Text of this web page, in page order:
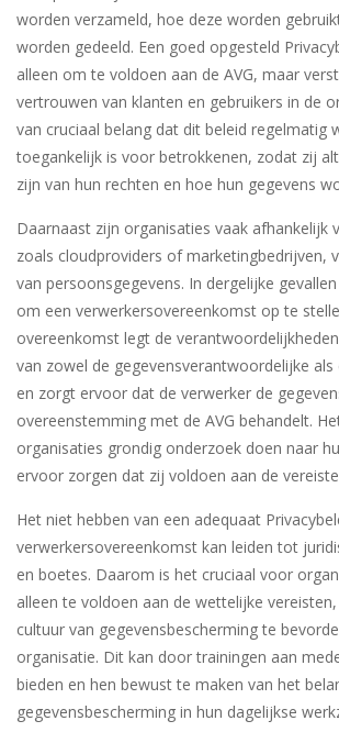
worden verzameld, hoe deze worden
worden gedeeld. Een goed opgesteld
alleen om te voldoen aan de AVG, maar
vertrouwen van klanten en gebruikers in de
van cruciaal belang dat dit beleid regelmatig
toegankelijk is voor betrokkenen, zodat zij
zijn van hun rechten en hoe hun gegevens
Daarnaast zijn organisaties vaak afhankelijk
zoals cloudproviders of marketingbedrijven,
van persoonsgegevens. In dergelijke
om een verwerkersovereenkomst op te
overeenkomst legt de
van zowel de gegevensverantwoordelijke
en zorgt ervoor dat de verwerker de
overeenstemming met de AVG behandelt.
organisaties grondig onderzoek doen naar
ervoor zorgen dat zij voldoen aan de
Het niet hebben van een adequaat
verwerkersovereenkomst kan leiden tot
en boetes. Daarom is het cruciaal voor
alleen te voldoen aan de wettelijke
cultuur van gegevensbescherming te
organisatie. Dit kan door trainingen aan
bieden en hen bewust te maken van het
gegevensbescherming in hun dagelijkse